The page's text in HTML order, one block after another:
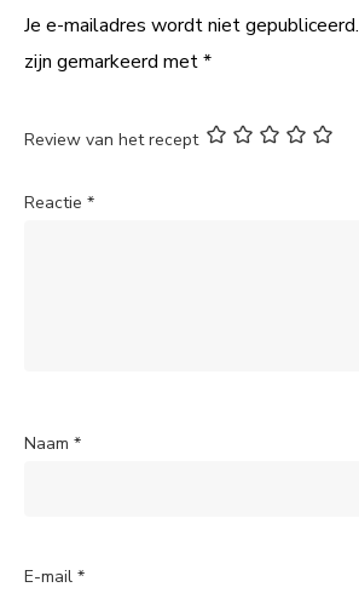
Je e-mailadres wordt niet gepubliceerd.
zijn gemarkeerd met*
Review van het recept
Reactie *
Naam *
E-mail *